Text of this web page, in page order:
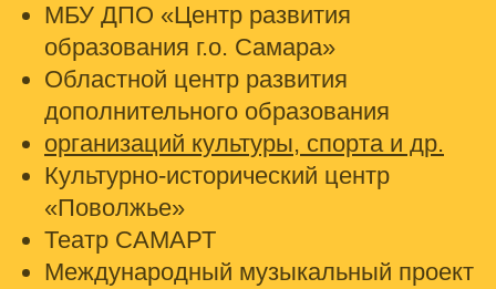
МБУ ДПО «Центр развития
образования г.о. Самара»
Областной центр развития
дополнительного образования
организаций культуры, спорта и др.
Культурно-исторический центр
«Поволжье»
Театр САМАРТ
Международный музыкальный проект